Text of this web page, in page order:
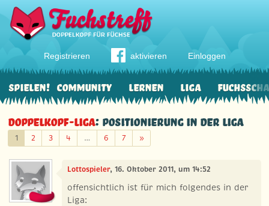
Registrieren aktivieren Einloggen
Community Lernen Liga
Spielen!
Doppelkopf-Liga: Positionierung in der Liga
1 2 3 4 … 6 7 »Weiter
Lottospieler, 16. Oktober 2011, um 14:52
offensichtlich ist für mich folgendes in der
Liga: